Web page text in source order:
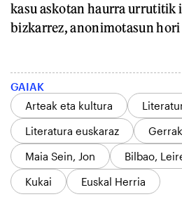
kasu askotan haurra urrutitik
bizkarrez, anonimotasun
GAIAK
Arteak eta kultura
Literatura euskaraz
Maia Sein, Jon
Bilbao,
Kukai
Euskal Herria